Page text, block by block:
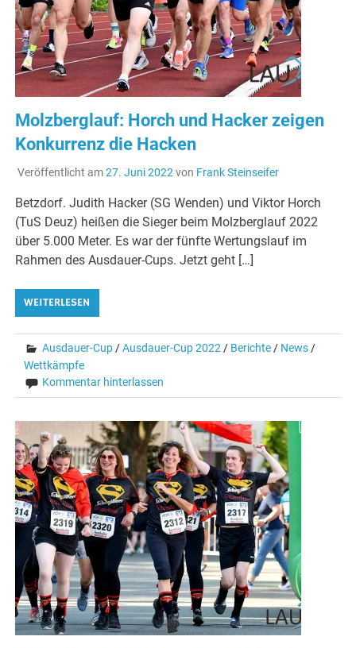
Molzberglauf: Horch und Hacker zeigen
Konkurrenz die Hacken
Veröffentlicht am27. Juni 2022von Frank Steinseifer
Betzdorf. Judith Hacker (SG Wenden) und Viktor Horch
(TuS Deuz) heißen die Sieger beim Molzberglauf 2022
über 5.000 Meter. Es war der fünfte Wertungslauf im
Rahmen des Ausdauer-Cups. Jetzt geht […]
WEITERLESEN
Ausdauer-Cup/Ausdauer-Cup 2022/ Berichte/ News/
Wettkämpfe
Kommentar hinterlassen